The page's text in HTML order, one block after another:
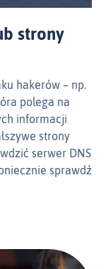
strony
hakerów – np.
polega na
informacji
strony
serwer DNS
sprawdź